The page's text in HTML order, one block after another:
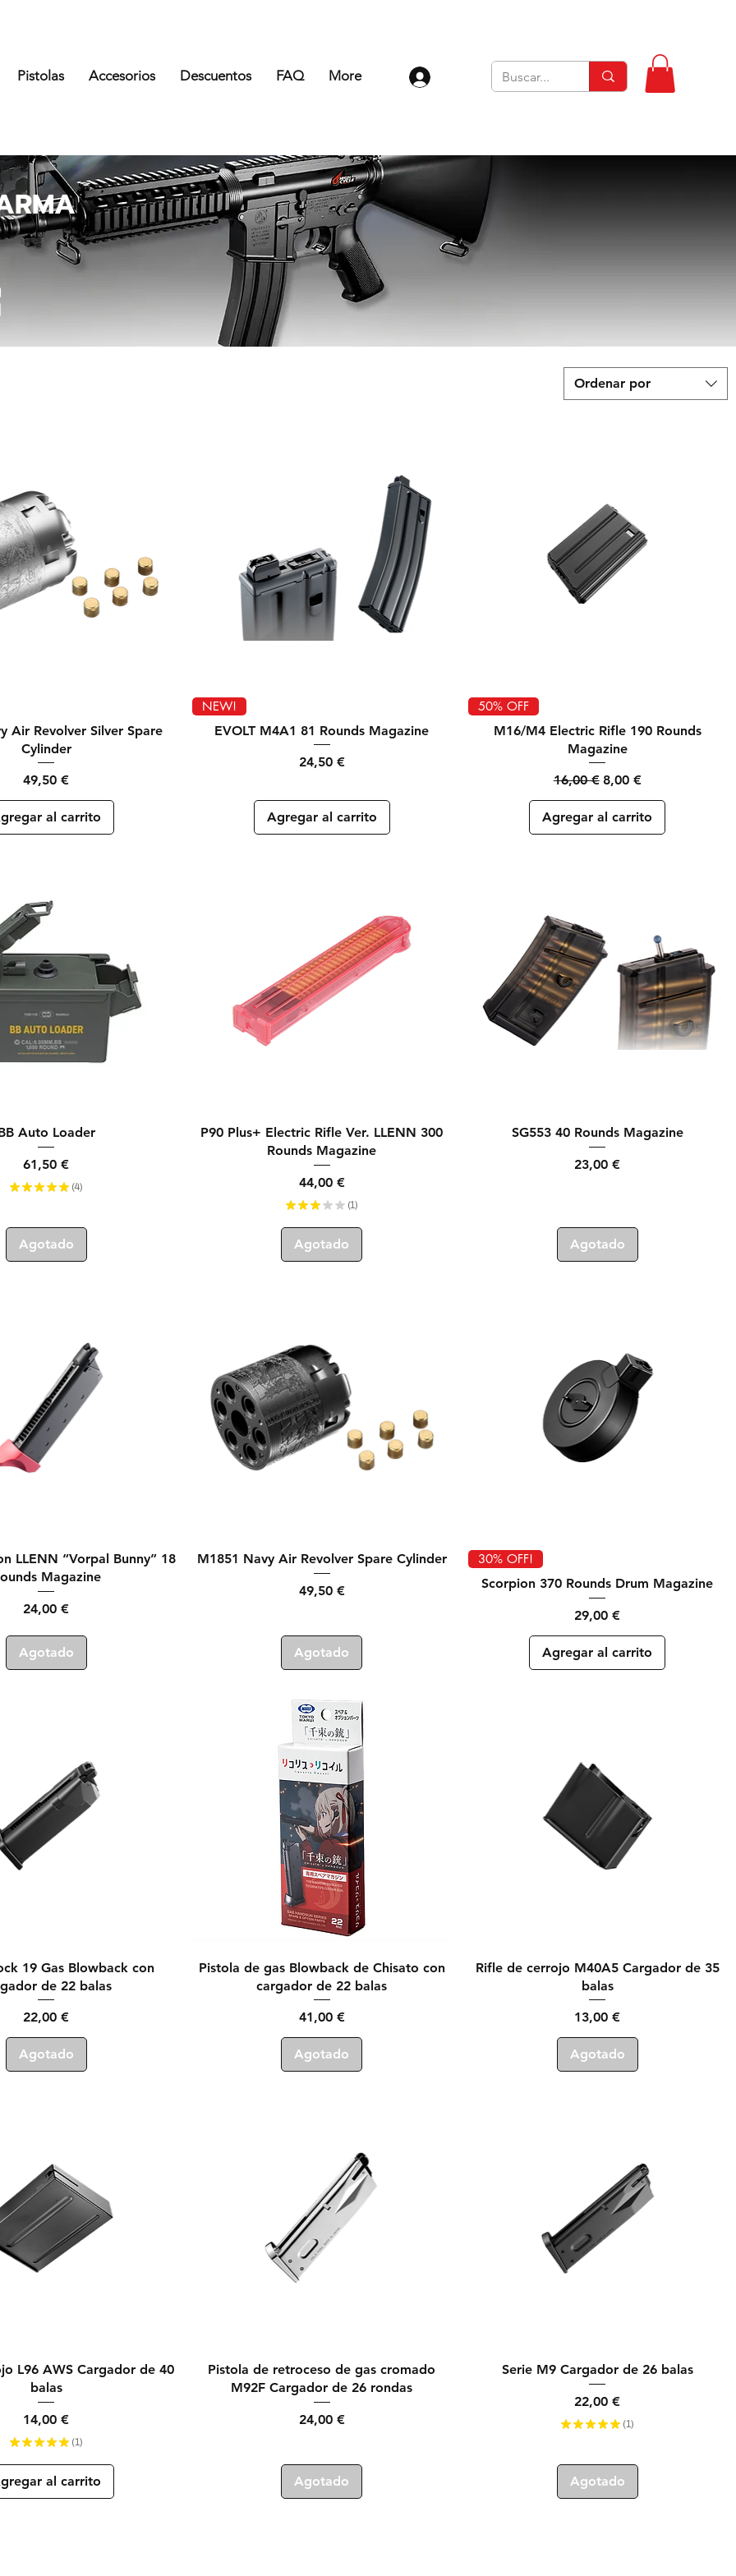
Pistolas Accesorios Descuentos FAQ More Iniciar sesión
Ordenar por
Air Revolver Silver Spare
Cylinder
Precio
49,50 €
al carrito
NEW!
EVOLT M4A1 81 Rounds Magazine
Precio
24,50 €
Agregar al carrito
50% OFF
M16/M4 Electric Rifle 190 Rounds
Magazine
Precio
16,00 € Precio de oferta
8,00 €
Agregar al carrito
Vista rápida
Auto Loader
Precio
61,50 €
★ ★ ★ ★ ★ 4
4
Agotado
Vista rápida
P90 Plus+ Electric Rifle Ver. LLENN 300
Rounds Magazine
Precio
44,00 €
★ ★ ★ ★ ★ 1
1
Agotado
Vista rápida
SG553 40 Rounds Magazine
Precio
23,00 €
Agotado
Vista rápida
LLENN “Vorpal Bunny” 18
Magazine
Precio
24,00 €
Agotado
Vista rápida
M1851 Navy Air Revolver Spare Cylinder
Precio
49,50 €
Agotado
30% OFF!
Scorpion 370 Rounds Drum Magazine
Precio
29,00 €
Agregar al carrito
Vista rápida
19 Gas Blowback con
de 22 balas
Precio
22,00 €
Agotado
Vista rápida
Pistola de gas Blowback de Chisato con
cargador de 22 balas
Precio
41,00 €
Agotado
Vista rápida
Rifle de cerrojo M40A5 Cargador de 35
balas
Precio
13,00 €
Agotado
Vista rápida
L96 AWS Cargador de 40
balas
Precio
14,00 €
★ ★ ★ ★ ★ 1
1
al carrito
Vista rápida
Pistola de retroceso de gas cromado
M92F Cargador de 26 rondas
Precio
24,00 €
Agotado
Vista rápida
Serie M9 Cargador de 26 balas
Precio
22,00 €
★ ★ ★ ★ ★ 1
1
Agotado